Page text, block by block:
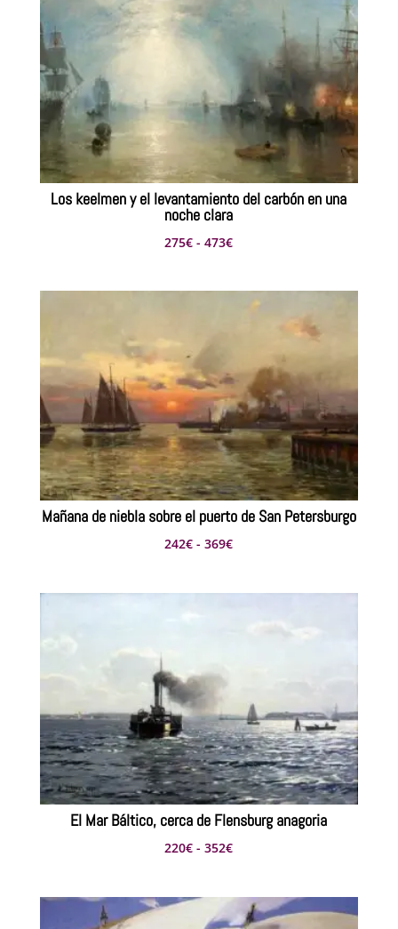
Los keelmen y el levantamiento del carbón en una
noche clara
275€ - 473€Rango
precios:
desde
473€
Mañana de niebla sobre el puerto de San Petersburgo
242€ - 369€Rango
precios:
El Mar Báltico, cerca de Flensburg anagoria
220€ - 352€Rango
precios:
desde